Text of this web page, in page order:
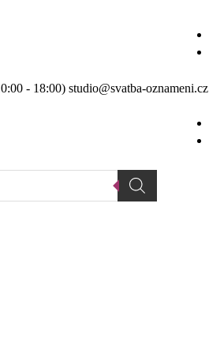
- 18:00) studio@svatba-oznameni.cz